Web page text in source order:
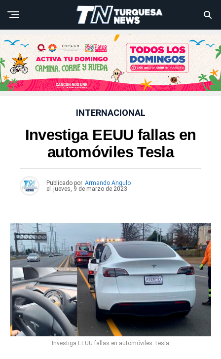
INTERNACIONAL
Investiga EEUU fallas en
automóviles Tesla
Publicado por Armando Angulo
el
jueves, 9 de marzo de 2023
Investiga EEUU fallas en automóviles Tesla